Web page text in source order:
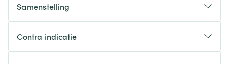
Samenstelling
Contra indicatie